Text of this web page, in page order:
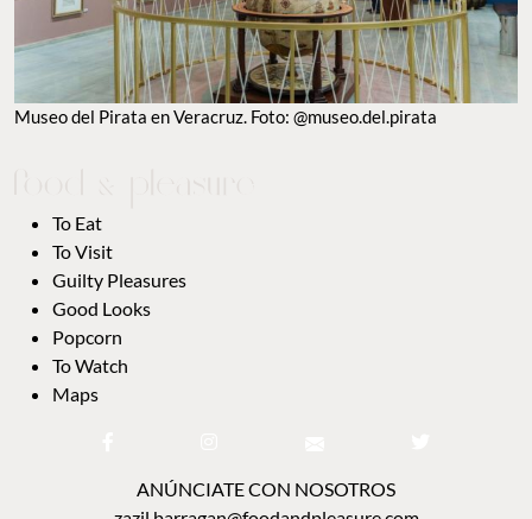
Museo del Pirata en Veracruz. Foto: @museo.del.pirata
To Eat
To Visit
Guilty Pleasures
Good Looks
Popcorn
To Watch
Maps
ANÚNCIATE CON NOSOTROS